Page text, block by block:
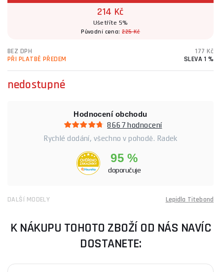
214 Kč
Ušetříte 5%
Původní cena:225 Kč
BEZ DPH
177 Kč
PŘI PLATBĚ PŘEDEM
SLEVA 1 %
nedostupné
Hodnocení obchodu
8667 hodnocení
Rychlé dodání, všechno v pohodě. Radek
95 %
doporučuje
DALŠÍ MODELY Lepidla Titebond
K NÁKUPU TOHOTO ZBOŽÍ OD NÁS NAVÍC
DOSTANETE: